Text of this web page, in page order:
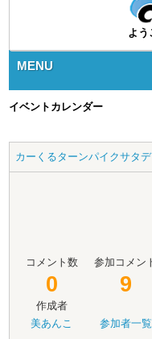
よう
MENU
イベントカレンダー
カーくるターンパイクサタ
コメント数
0
作成者
美あんこ
参加コメン
9
参加者一覧